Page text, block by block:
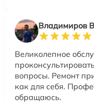
Владимиров
Великолепное
вопросы. Ремонт
как для себя.
обращаюсь.